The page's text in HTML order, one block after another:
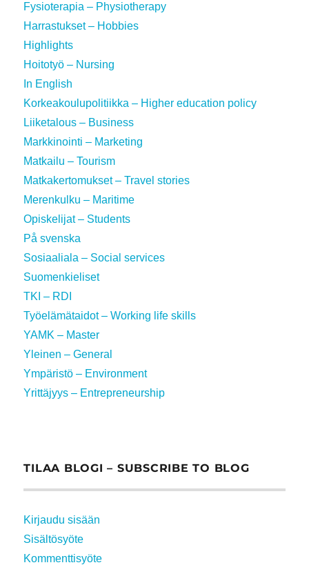
Fysioterapia – Physiotherapy
Harrastukset – Hobbies
Highlights
Hoitotyö – Nursing
In English
Korkeakoulupolitiikka – Higher education policy
Liiketalous – Business
Markkinointi – Marketing
Matkailu – Tourism
Matkakertomukset – Travel stories
Merenkulku – Maritime
Opiskelijat – Students
På svenska
Sosiaaliala – Social services
Suomenkieliset
TKI – RDI
Työelämätaidot – Working life skills
YAMK – Master
Yleinen – General
Ympäristö – Environment
Yrittäjyys – Entrepreneurship
TILAA BLOGI – SUBSCRIBE TO BLOG
Kirjaudu sisään
Sisältösyöte
Kommenttisyöte